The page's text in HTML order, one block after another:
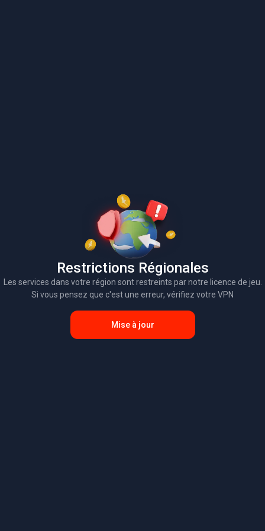
Restrictions Régionales
Les services dans votre région sont restreints par notre licence de jeu.
Si vous pensez que c'est une erreur, vérifiez votre VPN
Mise à jour